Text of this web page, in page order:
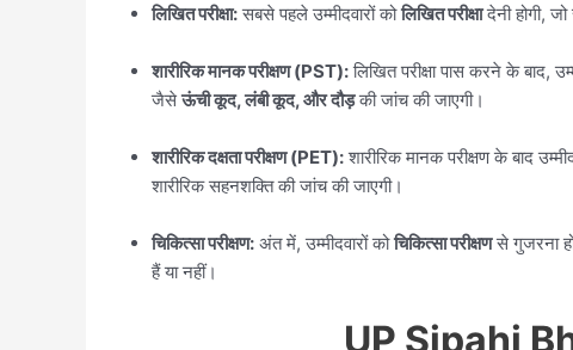
लिखित परीक्षा:सबसे पहले उम्मीदवारों कोलिखित परीक्षादेनी होगी, जो
शारीरिक मानक परीक्षण (PST):लिखित परीक्षा पास करने के बाद,
जैसेऊंची कूद, लंबी कूद, और दौड़की जांच की जाएगी।
शारीरिक दक्षता परीक्षण (PET):शारीरिक मानक परीक्षण के बाद
शारीरिक सहनशक्ति की जांच की जाएगी।
चिकित्सा परीक्षण: अंत में, उम्मीदवारों कोचिकित्सा परीक्षणसे गुजरना
हैं या नहीं।
UP Sipahi